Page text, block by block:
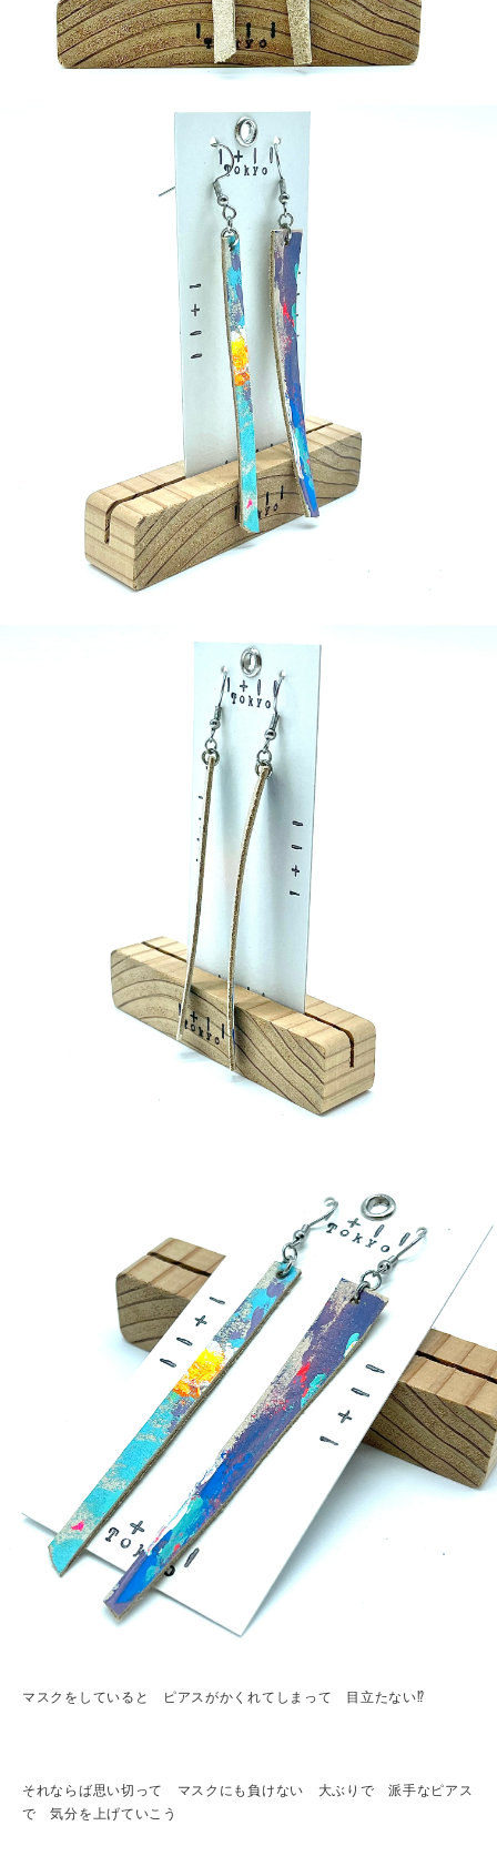
マスクをしていると ピアスがかくれてしまって 目立たない⁉︎
それならば思い切って マスクにも負けない 大ぶりで 派手なピアス
で 気分を上げていこう